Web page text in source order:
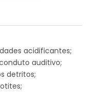
acidificantes;
auditivo;
detritos;